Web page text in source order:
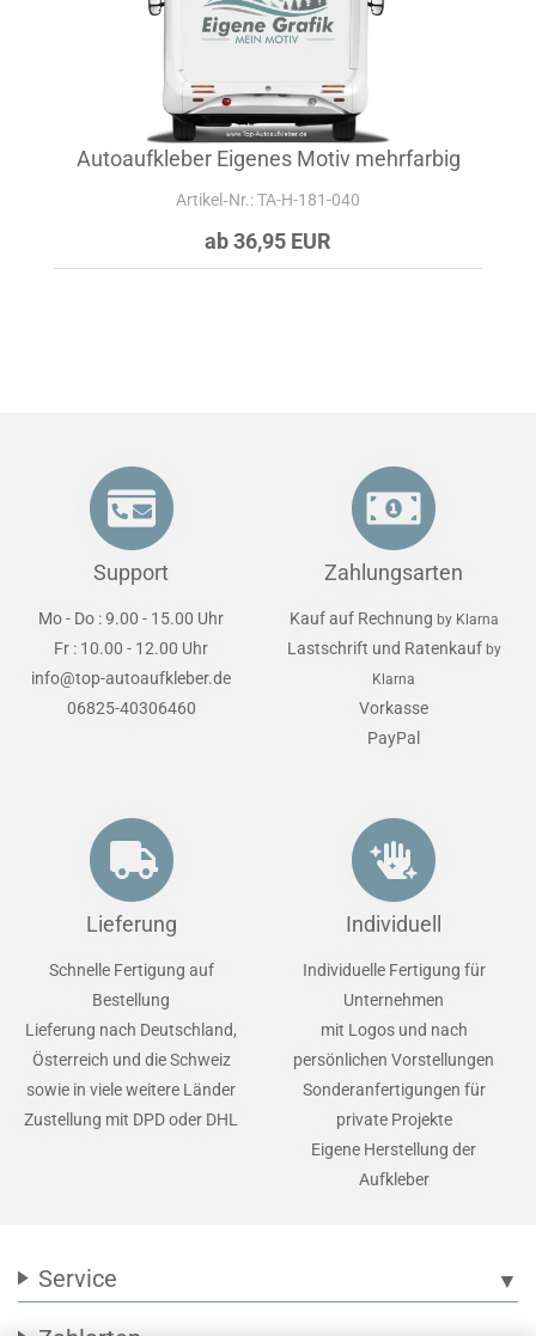
Autoaufkleber Eigenes Motiv mehrfarbig
Artikel‑Nr.: TA-H-181-040
ab 36,95 EUR
Support
Mo - Do : 9.00 - 15.00 Uhr
Fr : 10.00 - 12.00 Uhr
info@top-autoaufkleber.de
06825-40306460
Zahlungsarten
Kauf auf Rechnung by Klarna
Lastschrift und Ratenkauf by
Klarna
Vorkasse
PayPal
Lieferung
Schnelle Fertigung auf
Bestellung
Lieferung nach Deutschland,
Österreich und die Schweiz
sowie in viele weitere Länder
Zustellung mit DPD oder DHL
Individuell
Individuelle Fertigung für
Unternehmen
mit Logos und nach
persönlichen Vorstellungen
Sonderanfertigungen für
private Projekte
Eigene Herstellung der
Aufkleber
Service ▼